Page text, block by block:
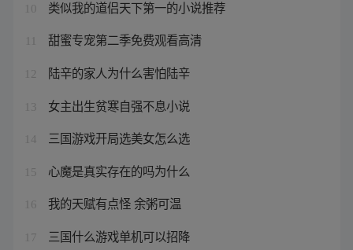
10 类似我的道侣天下第一的小说推荐
甜蜜专宠第二季免费观看高清
12 陆辛的家人为什么害怕陆辛
13 女主出生贫寒自强不息小说
14 三国游戏开局选美女怎么选
15 心魔是真实存在的吗为什么
16 我的天赋有点怪 余粥可温
17 三国什么游戏单机可以招降